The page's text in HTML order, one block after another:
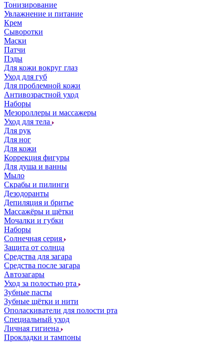
Тонизирование
Увлажнение и питание
Крем
Сыворотки
Маски
Патчи
Пэды
Для кожи вокруг глаз
Уход для губ
Для проблемной кожи
Антивозрастной уход
Наборы
Мезороллеры и массажеры
Уход для тела
Для рук
Для ног
Для кожи
Коррекция фигуры
Для душа и ванны
Мыло
Скрабы и пилинги
Дезодоранты
Депиляция и бритье
Массажёры и щётки
Мочалки и губки
Наборы
Солнечная серия
Защита от солнца
Средства для загара
Средства после загара
Автозагары
Уход за полостью рта
Зубные пасты
Зубные щётки и нити
Ополаскиватели для полости рта
Специальный уход
Личная гигиена
Прокладки и тампоны